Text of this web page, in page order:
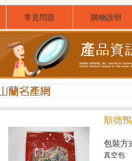
常見問題 購物說明
順德
包裝方
真空包